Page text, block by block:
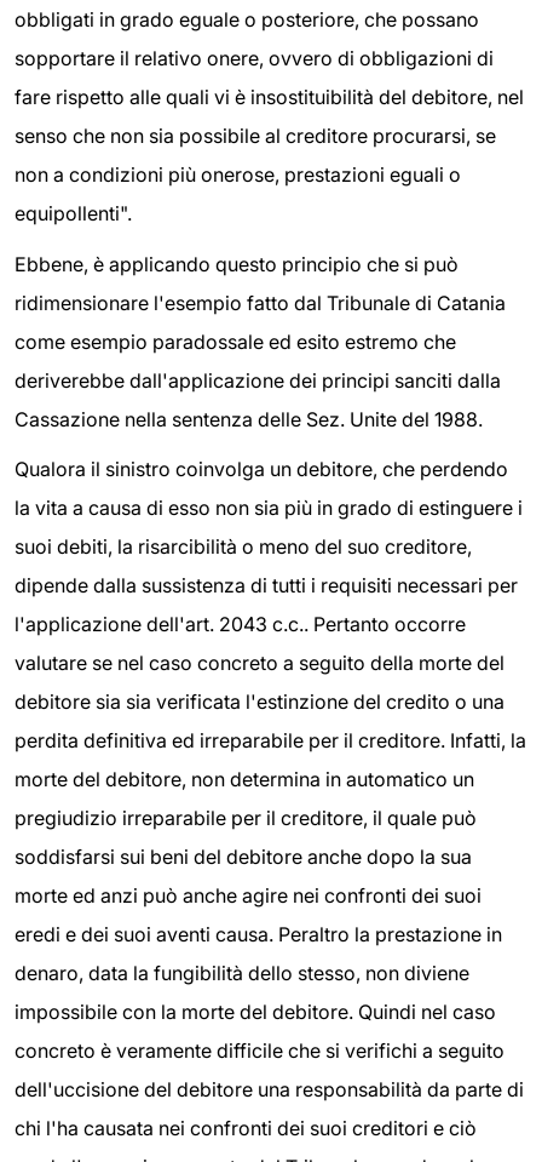
obbligati in grado eguale o posteriore, che possano
sopportare il relativo onere, ovvero di obbligazioni di
fare rispetto alle quali vi è insostituibilità del debitore, nel
senso che non sia possibile al creditore procurarsi, se
non a condizioni più onerose, prestazioni eguali o
equipollenti".
Ebbene, è applicando questo principio che si può
ridimensionare l'esempio fatto dal Tribunale di Catania
come esempio paradossale ed esito estremo che
deriverebbe dall'applicazione dei principi sanciti dalla
Cassazione nella sentenza delle Sez. Unite del 1988.
Qualora il sinistro coinvolga un debitore, che perdendo
la vita a causa di esso non sia più in grado di estinguere i
suoi debiti, la risarcibilità o meno del suo creditore,
dipende dalla sussistenza di tutti i requisiti necessari per
l'applicazione dell'art. 2043 c.c.. Pertanto occorre
valutare se nel caso concreto a seguito della morte del
debitore sia sia verificata l'estinzione del credito o una
perdita definitiva ed irreparabile per il creditore. Infatti, la
morte del debitore, non determina in automatico un
pregiudizio irreparabile per il creditore, il quale può
soddisfarsi sui beni del debitore anche dopo la sua
morte ed anzi può anche agire nei confronti dei suoi
eredi e dei suoi aventi causa. Peraltro la prestazione in
denaro, data la fungibilità dello stesso, non diviene
impossibile con la morte del debitore. Quindi nel caso
concreto è veramente difficile che si verifichi a seguito
dell'uccisione del debitore una responsabilità da parte di
chi l'ha causata nei confronti dei suoi creditori e ciò